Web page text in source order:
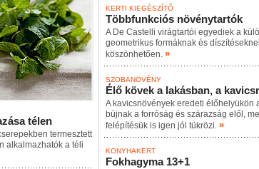
télen
termesztett
alkalmazhatók a téli
KERTI KIEGÉSZÍTŐ
Többfunkciós növénytartók
A De Castelli virágtartói egyediek a
geometrikus formáknak és
köszönhetően. »
SZOBANÖVÉNY
Élő kövek a lakásban, a
A kavicsnövények eredeti élőhelyükön
bújnak a forróság és szárazság elől,
felépítésük is igen jól tükrözi. »
KONYHAKERT
Fokhagyma 13+1